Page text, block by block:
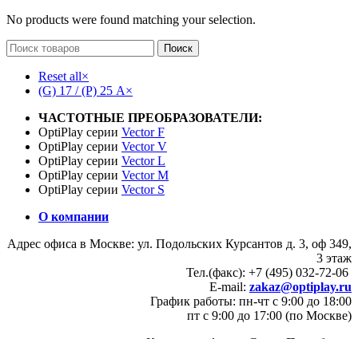
No products were found matching your selection.
Поиск
Reset all×
(G) 17 / (P) 25 А×
ЧАСТОТНЫЕ ПРЕОБРАЗОВАТЕЛИ:
OptiPlay серии Vector F
OptiPlay серии Vector V
OptiPlay серии Vector L
OptiPlay серии Vector M
OptiPlay серии Vector S
О компании
Адрес офиса в Москве: ул. Подольских Курсантов д. 3, оф 349,
3 этаж
Тел.(факс): +7 (495) 032-72-06
E-mail: zakaz@optiplay.ru
График работы: пн-чт с 9:00 до 18:00
пт с 9:00 до 17:00 (по Москве)